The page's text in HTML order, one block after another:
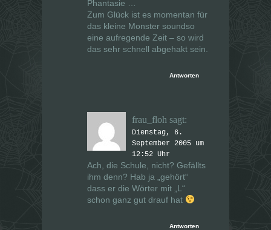
Phantasie …
Zum Glück ist es momentan für
das kleine Monster soundso
eine aufregende Zeit – so wird
das sehr schnell abgehakt sein.
Antworten
frau_floh sagt:
Dienstag, 6.
September 2005 um
12:52 Uhr
Ach, die Schule, nicht? Gefällts
ihm denn? Hab ja „gehört“
dass er die Wörter mit „L“
schon ganz gut drauf hat
Antworten